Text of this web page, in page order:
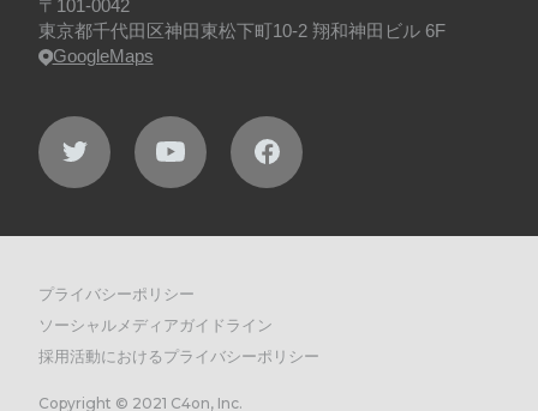
〒101-0042
東京都千代田区神田東松下町10-2 翔和神田ビル 6F
GoogleMaps
プライバシーポリシー
ソーシャルメディアガイドライン
採用活動におけるプライバシーポリシー
Copyright © 2021 C4on, Inc.